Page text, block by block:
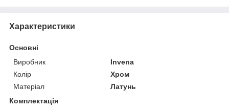
Характеристики
Основні
Виробник
Invena
Колір
Хром
Матеріал
Латунь
Комплектація